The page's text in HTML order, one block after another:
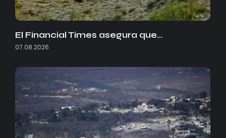
El Financial Times asegura que…
07.08.2026